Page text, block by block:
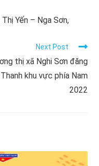
Yến – Nga Sơn,
Next Post
thị xã Nghi Sơn đăng
khu vực phía Nam
2022